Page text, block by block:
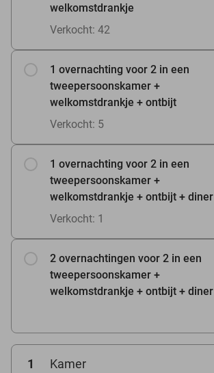
welkomstdrankje
Verkocht: 42
1 overnachting voor 2 in een
tweepersoonskamer +
welkomstdrankje + ontbijt
Verkocht: 5
1 overnachting voor 2 in een
tweepersoonskamer +
welkomstdrankje + ontbijt + diner
Verkocht: 1
2 overnachtingen voor 2 in een
tweepersoonskamer +
welkomstdrankje + ontbijt + diner
1 Kamer